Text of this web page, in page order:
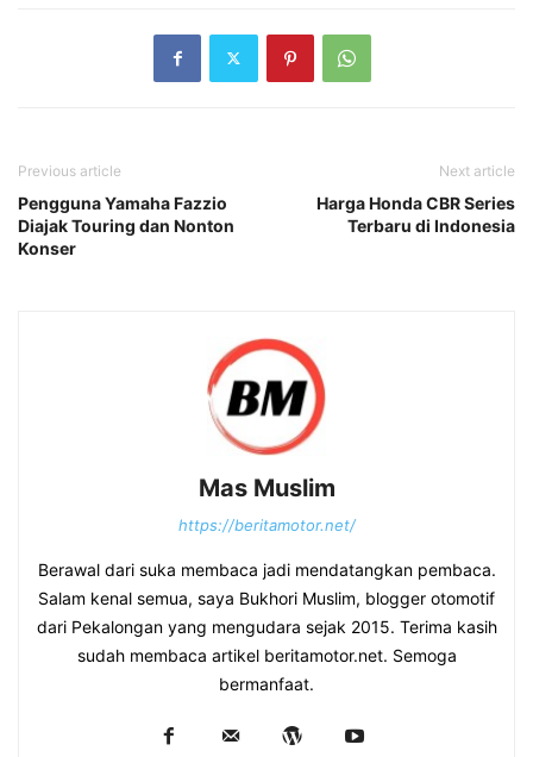
Previous article
Pengguna Yamaha Fazzio
Diajak Touring dan Nonton
Konser
Next article
Harga Honda CBR Series
Terbaru di Indonesia
Mas Muslim
https://beritamotor.net/
Berawal dari suka membaca jadi mendatangkan pembaca.
Salam kenal semua, saya Bukhori Muslim, blogger otomotif
dari Pekalongan yang mengudara sejak 2015. Terima kasih
sudah membaca artikel beritamotor.net. Semoga
bermanfaat.